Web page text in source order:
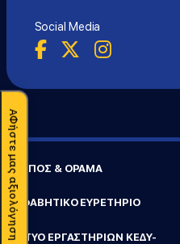
ΑΦήστε μας αξιολόγηση
Social Media
ΣΚΟΠΟΣ & ΟΡΑΜΑ
ΑΛΦΑΒΗΤΙΚΟ ΕΥΡΕΤΗΡΙΟ
ΔΙΚΤΥΟ ΕΡΓΑΣΤΗΡΙΩΝ ΚΕΔΥ-